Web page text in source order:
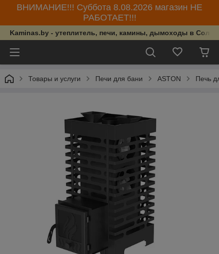
ВНИМАНИЕ!!! Суббота 8.08.2026 магазин НЕ
РАБОТАЕТ!!!
Kaminas.by - утеплитель, печи, камины, дымоходы в
Товары и услуги Печи для бани ASTON Печь